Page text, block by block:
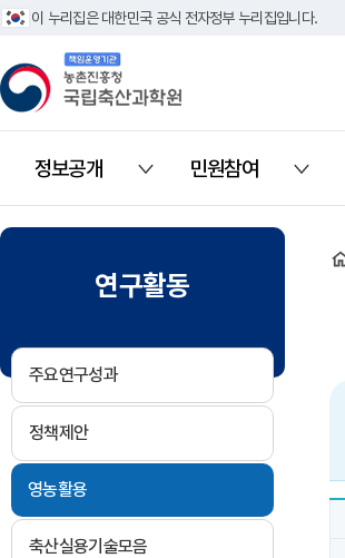
이 누리집은 대한민국 공식 전자정부 누리집입니다.
책임운영기관 농촌진흥청 국립축산과학원
정보공개
열기
민원참여
열기
연구활동
주요연구성과
정책제안
영농활용
축산실용기술모음